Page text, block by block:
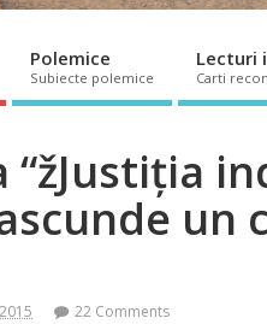
Polemice
Subiecte polemice
Lecturi
Carti
“žJustiția
ascunde
22 Comments